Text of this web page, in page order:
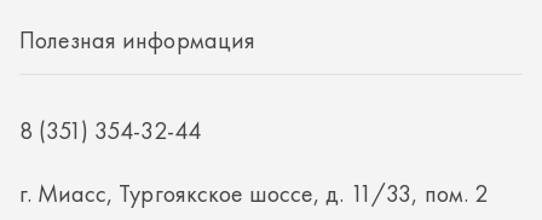
ИНН 7415101168
ОГРН 1187456037768
Политика конфиденциальности